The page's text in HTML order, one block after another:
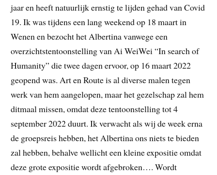
jaar en heeft natuurlijk ernstig te lijden gehad van Covid
19. Ik was tijdens een lang weekend op 18 maart in
Wenen en bezocht het Albertina vanwege een
overzichtstentoonstelling van Ai WeiWei “In search of
Humanity” die twee dagen ervoor, op 16 maart 2022
geopend was. Art en Route is al diverse malen tegen
werk van hem aangelopen, maar het gezelschap zal hem
ditmaal missen, omdat deze tentoonstelling tot 4
september 2022 duurt. Ik verwacht als wij de week erna
de groepsreis hebben, het Albertina ons niets te bieden
zal hebben, behalve wellicht een kleine expositie omdat
deze grote expositie wordt afgebroken…. Wordt